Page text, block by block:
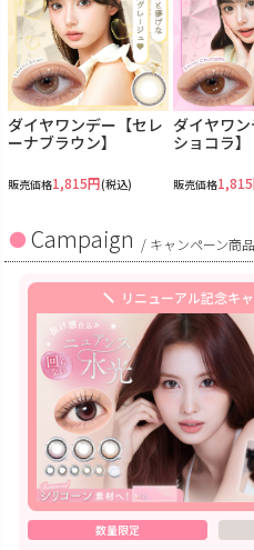
ダイヤワンデー【セレ
ーナブラウン】
販売価格1,815円(税込)
ダイヤワ
ショコラ】
販売価格
Campaign / キャンペーン商品
リニューアル記念キ
数量限定